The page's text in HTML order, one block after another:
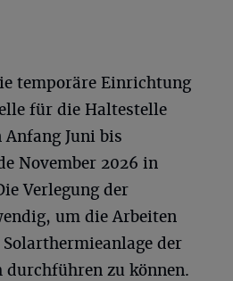
temporäre Einrichtung
für die Haltestelle
Juni bis
November 2026 in
Verlegung der
um die Arbeiten
der
durchführen zu können.